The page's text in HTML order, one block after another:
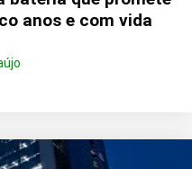
anos e com vida